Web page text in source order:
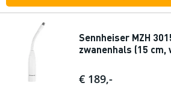
Sennheiser MZH
zwanenhals (15 cm,
€ 189,-